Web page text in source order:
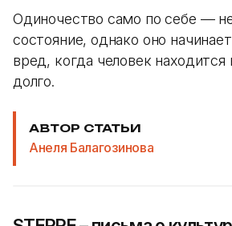
Одиночество само по себе —
состояние, однако оно
вред, когда человек
долго.
АВТОР СТАТЬИ
Анеля Балагозинова